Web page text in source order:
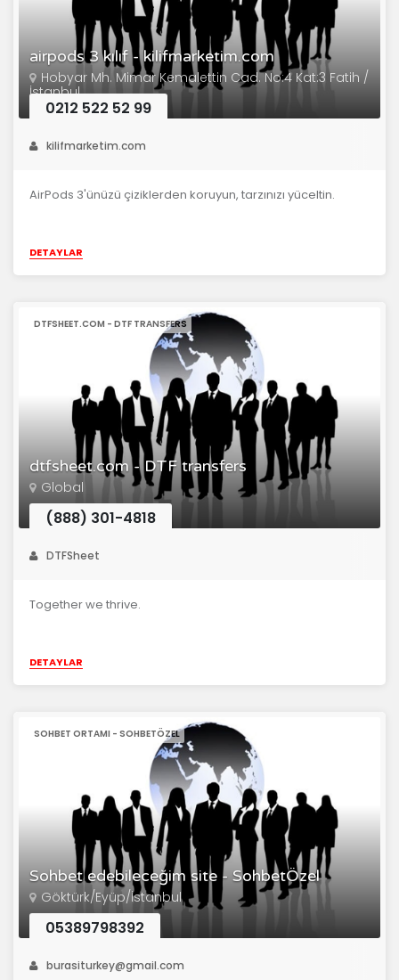
airpods 3 kılıf - kilifmarketim.com
Hobyar Mh. Mimar Kemalettin Cad. No:4 Kat:3 Fatih /
İstanbul
0212 522 52 99
kilifmarketim.com
AirPods 3'ünüzü çiziklerden koruyun, tarzınızı yüceltin.
DETAYLAR
dtfsheet.com - DTF transfers
DTFSHEET.COM - DTF TRANSFERS
Global
(888) 301-4818
DTFSheet
Together we thrive.
DETAYLAR
Sohbet edebileceğim site - SohbetÖzel
SOHBET ORTAMI - SOHBETÖZEL
Göktürk/Eyüp/İstanbul
05389798392
burasiturkey@gmail.com